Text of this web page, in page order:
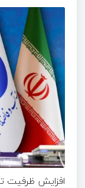
افزایش ظرفیت